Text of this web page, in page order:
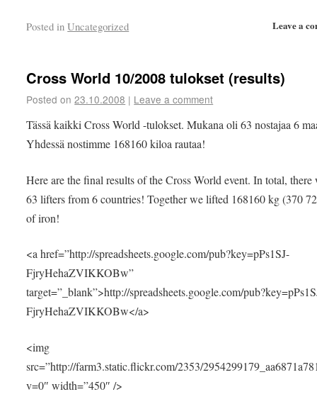
Leave a
Posted in Uncategorized
Cross World 10/2008 tulokset (results)
Posted on 23.10.2008 | Leave a comment
Tässä kaikki Cross World -tulokset. Mukana oli 63 nostajaa 6
Yhdessä nostimme 168160 kiloa rautaa!
Here are the final results of the Cross World event. In total, there
63 lifters from 6 countries! Together we lifted 168160 kg (370
of iron!
<a href=”http://spreadsheets.google.com/pub?key=pPs1SJ-
FjryHehaZVIKKOBw”
target=”_blank”>http://spreadsheets.google.com/
FjryHehaZVIKKOBw</a>
<img
src=”http://farm3.static.flickr.com/2353/
v=0″ width=”450″ />